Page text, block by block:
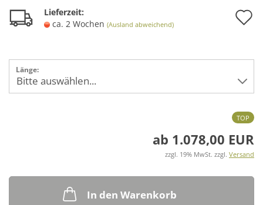
Lieferzeit:
ca. 2 Wochen (Ausland abweichend)
Länge:
TOP
ab 1.078,00 EUR
zzgl. 19% MwSt. zzgl. Versand
In den Warenkorb